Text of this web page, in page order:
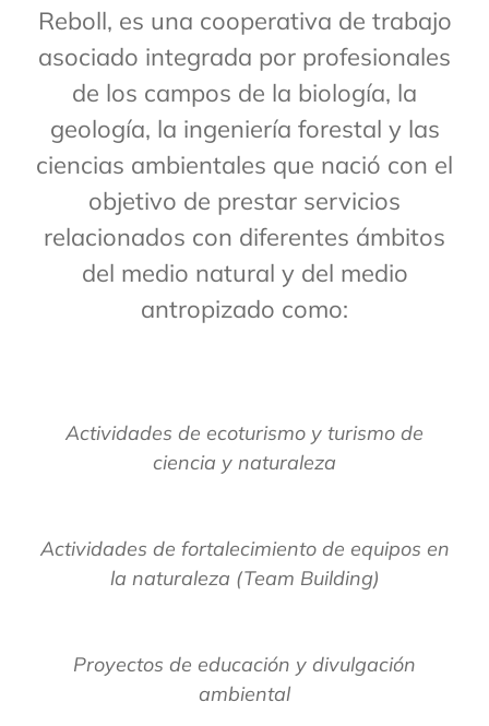
Reboll, es una cooperativa de trabajo
asociado integrada por profesionales
de los campos de la biología, la
geología, la ingeniería forestal y las
ciencias ambientales que nació con el
objetivo de prestar servicios
relacionados con diferentes ámbitos
del medio natural y del medio
antropizado como:
Actividades de ecoturismo y turismo de
ciencia y naturaleza
Actividades de fortalecimiento de equipos en
la naturaleza (Team Building)
Proyectos de educación y divulgación
ambiental